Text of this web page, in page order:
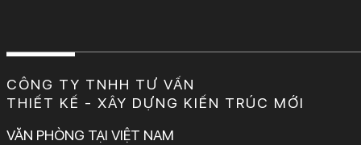
CÔNG TY TNHH TƯ VẤN
THIẾT KẾ - XÂY DỰNG KIẾN TRÚC MỚI
VĂN PHÒNG TẠI VIỆT NAM